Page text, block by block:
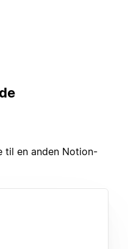
til en anden Notion-